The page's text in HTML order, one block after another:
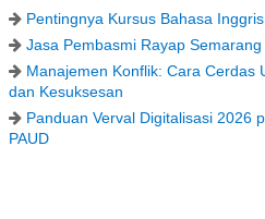
Pentingnya Kursus Bahasa
Jasa Pembasmi Rayap Semarang
Manajemen Konflik: Cara Cerdas
dan Kesuksesan
Panduan Verval Digitalisasi 2026
PAUD